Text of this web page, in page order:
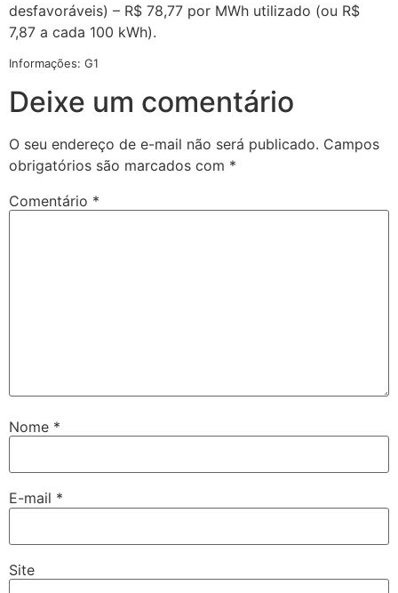
desfavoráveis) – R$ 78,77 por MWh utilizado (ou R$
7,87 a cada 100 kWh).
Informações: G1
Deixe um comentário
O seu endereço de e-mail não será publicado. Campos
obrigatórios são marcados com *
Comentário *
Nome *
E-mail *
Site